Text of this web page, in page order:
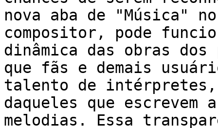
nova aba de "Música"
compositor, pode
dinâmica das obras
que fãs e demais
talento de intérpretes,
daqueles que escrevem
melodias. Essa